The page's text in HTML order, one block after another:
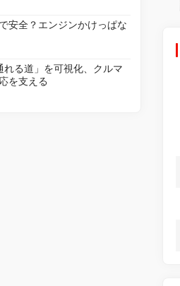
安全？エンジンかけっぱな
る道」を可視化、クルマ
を支える